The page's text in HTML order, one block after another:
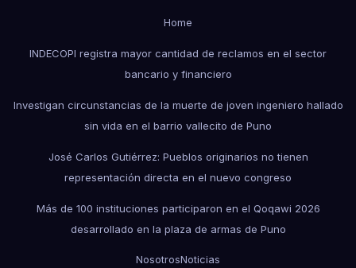
Home
INDECOPI registra mayor cantidad de reclamos en el sector
bancario y financiero
Investigan circunstancias de la muerte de joven ingeniero hallado
sin vida en el barrio vallecito de Puno
José Carlos Gutiérrez: Pueblos originarios no tienen
representación directa en el nuevo congreso
Más de 100 instituciones participaron en el Qoqawi 2026
desarrollado en la plaza de armas de Puno
NosotrosNoticias